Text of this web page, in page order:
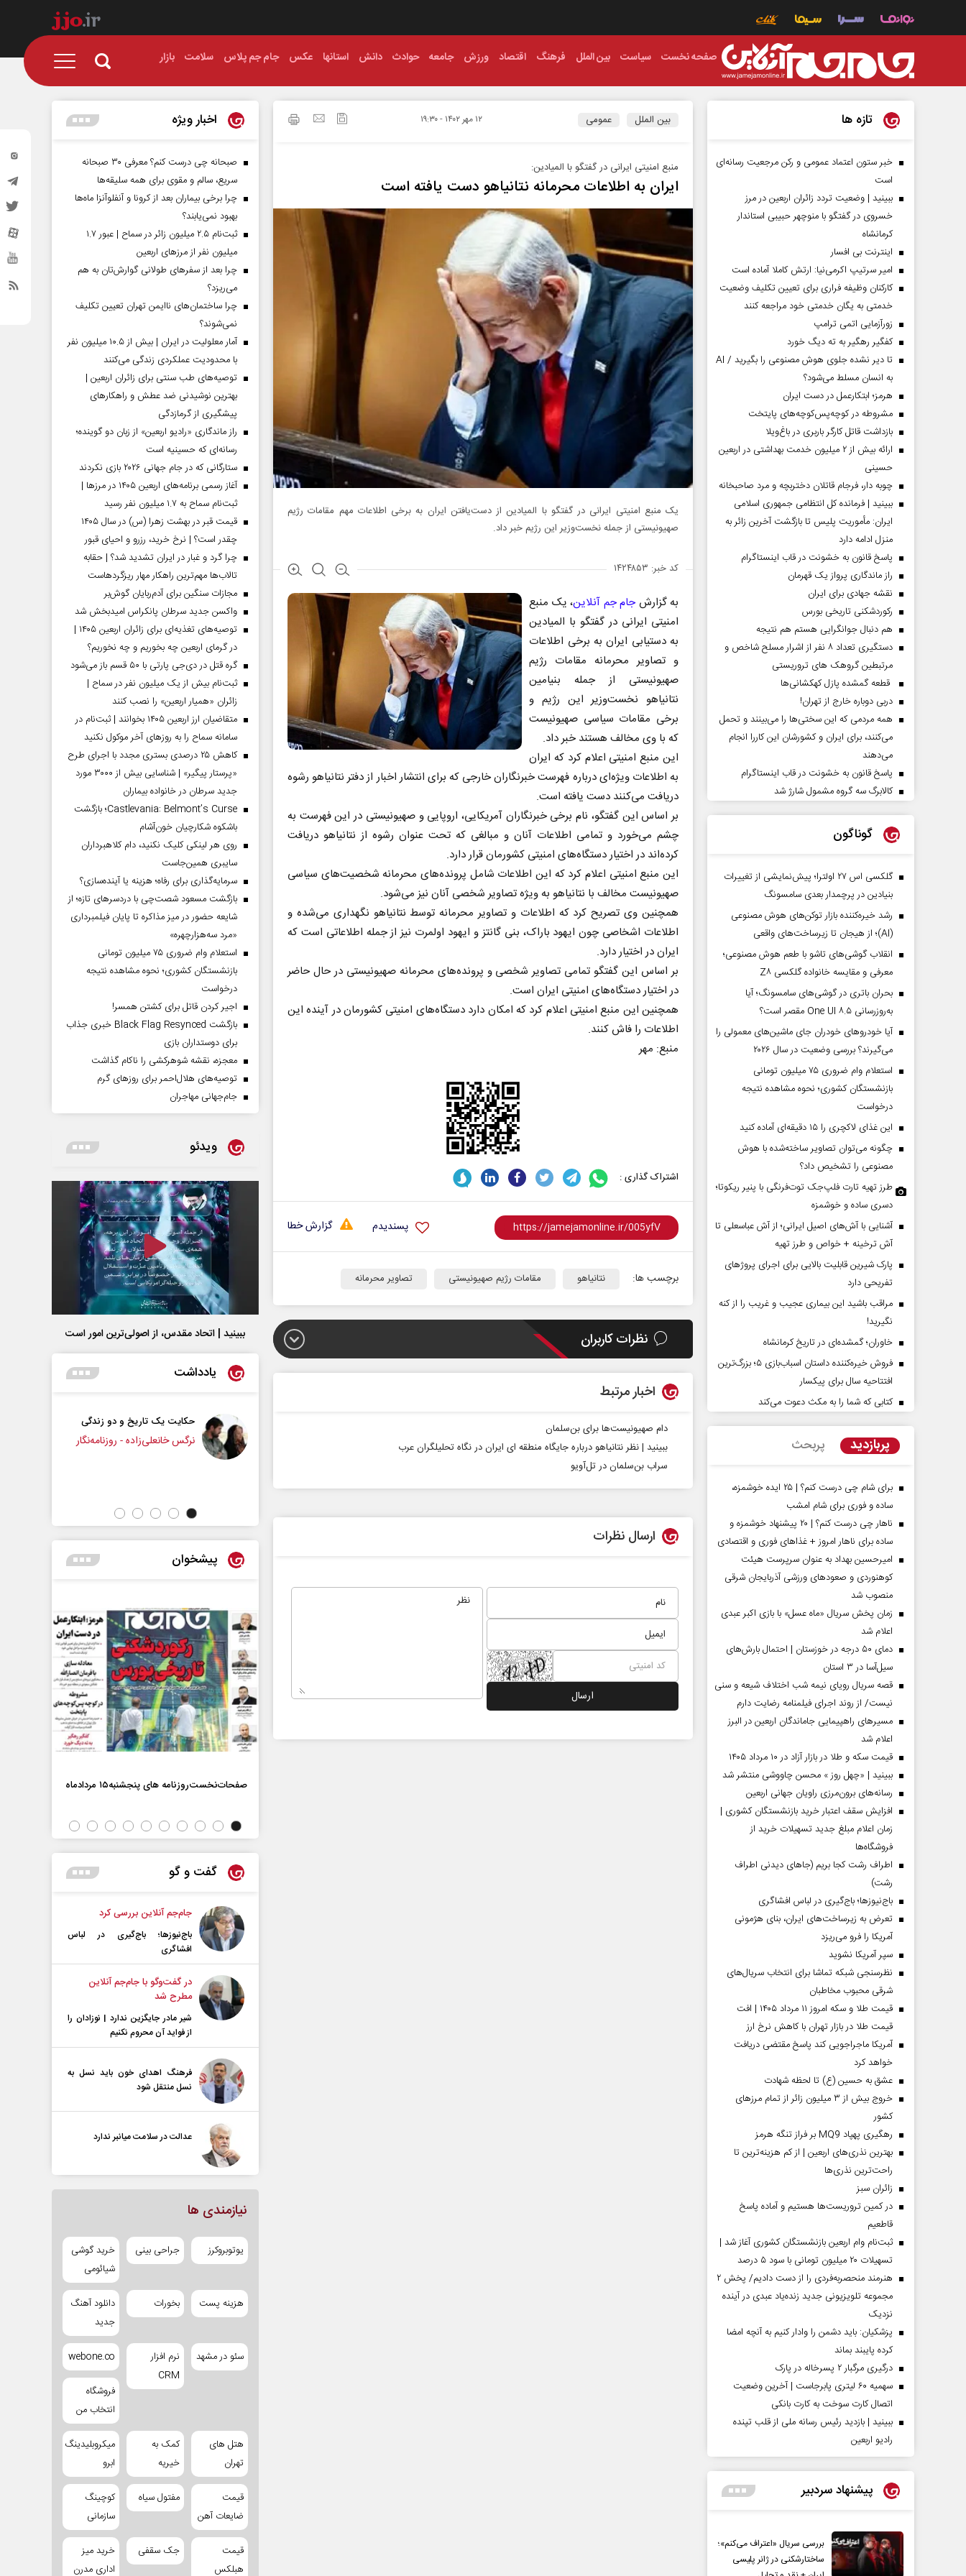
صفحه نخست سیاست بین الملل فرهنگ اقتصاد ورزش جامعه حوادث دانش استانها عکس جام جم پلاس سلامت بازار
بین الملل عمومی ۱۲ مهر ۱۴۰۲ - ۱۹:۳۰
منبع امنیتی ایرانی در گفتگو با المیادین:
ایران به اطلاعات محرمانه نتانیاهو دست یافته است
یک منبع امنیتی ایرانی در گفتگو با المیادین از دست‌یافتن ایران به برخی اطلاعات مهم مقامات رژیم
صهیونیستی از جمله نخست‌وزیر این رژیم خبر داد.
کد خبر: ۱۴۲۴۸۵۳
به گزارشجام جم آنلاین، یک منبع
امنیتی ایرانی در گفتگو با المیادین
به دستیابی ایران به برخی اطلاعات
و تصاویر محرمانه مقامات رژیم
صهیونیستی از جمله بنیامین
نتانیاهو نخست‌وزیر این رژیم و
برخی مقامات سیاسی صهیونیست
که با وی مخالف هستند خبر داد.
این منبع امنیتی اعلام کرد که ایران
به اطلاعات ویژه‌ای درباره فهرست خبرنگاران خارجی که برای انتشار اخبار از دفتر نتانیاهو رشوه
دریافت می‌کنند دست یافته است.
بر اساس این گفتگو، نام برخی خبرنگاران آمریکایی، اروپایی و صهیونیستی در این فهرست به
چشم می‌خورد و تمامی اطلاعات آنان و مبالغی که تحت عنوان رشوه از نتانیاهو دریافت
کرده‌اند در اختیار دستگاه‌های امنیتی کشورمان قرار دارد.
این منبع امنیتی اعلام کرد که این اطلاعات شامل پرونده‌های محرمانه شخصیت‌های سیاسی
صهیونیست مخالف با نتانیاهو به ویژه تصاویر شخصی آنان نیز می‌شود.
همچنین وی تصریح کرد که اطلاعات و تصاویر محرمانه توسط نتانیاهو نگهداری می‌شده و
اطلاعات اشخاصی چون ایهود باراک، بنی گانتز و ایهود اولمرت نیز از جمله اطلاعاتی است که
ایران در اختیار دارد.
بر اساس این گفتگو تمامی تصاویر شخصی و پرونده‌های محرمانه صهیونیستی در حال حاضر
در اختیار دستگاه‌های امنیتی ایران است.
همچنین این منبع امنیتی اعلام کرد که امکان دارد دستگاه‌های امنیتی کشورمان در آینده این
اطلاعات را فاش کنند.
منبع: مهر
اشتراک گذاری :
گزارش خطا پسندیدم
برچسب ها: نتانیاهو مقامات رژیم صهیونیستی تصاویر محرمانه
نظرات کاربران
اخبار مرتبط
دام صهیونیست‌ها برای بن‌سلمان
ببینید | نظر نتانیاهو درباره جایگاه منطقه ای ایران در نگاه تحلیلگران عرب
سراب بن‌سلمان در تل‌آویو
ارسال نظرات
تازه ها
خبر ستون اعتماد عمومی و رکن مرجعیت رسانه‌ای
است
ببینید | وضعیت تردد زائران اربعین در مرز
خسروی در گفتگو با منوچهر حبیبی استاندار
کرمانشاه
اینترنت بی افسار
امیر سرتیپ اکرمی‌نیا: ارتش کاملا آماده است
کارکنان وظیفه فراری برای تعیین تکلیف وضعیت
خدمتی به یگان خدمتی خود مراجعه کنند
زورآزمایی اتمی ترامپ
کفگیر رهگیر به ته دیگ خورد
تا دیر نشده جلوی هوش مصنوعی را بگیرید / AI
به انسان مسلط می‌شود؟
هرمز؛ ابتکارعمل در دست ایران
مشروطه در کوچه‌پس‌کوچه‌های پایتخت
بازداشت قاتل کارگر باربری در باغ‌ویلا
ارائه بیش از ۲ میلیون خدمت بهداشتی در اربعین
حسینی
چوبه دار، فرجام قاتلان دختربچه و مرد صاحبخانه
ببینید | فرمانده کل انتظامی جمهوری اسلامی
ایران­: مأموریت پلیس تا بازگشت آخرین زائر به
منزل ادامه دارد
پاسخ قانون به خشونت در قاب اینستاگرام
راز ماندگاری پرواز یک قهرمان
نقشه جهادی برای ایران
رکوردشکنی تاریخی بورس
هم دنبال جوانگرایی هستم هم نتیجه
دستگیری تعداد ۸ نفر از اشرار مسلح شاخص و
مرتبطین گروهک های تروریستی
قطعه گمشده پازل کهکشانی‌ها
دربی دوباره خارج از تهران!
همه مردمی که این سختی‌ها را می‌بینند و تحمل
می‌کنند، برای ایران و کشورشان این کاررا انجام
می‌دهند
پاسخ قانون به خشونت در قاب اینستاگرام
کالابرگ سه گروه مشمول شارژ شد
گوناگون
گلکسی اس ۲۷ اولترا؛ پیش‌نمایشی از تغییرات
بنیادین در پرچمدار بعدی سامسونگ
رشد خیره‌کننده بازار توکن‌های هوش مصنوعی
(AI)؛ از هیجان تا زیرساخت‌های واقعی
انقلاب گوشی‌های تاشو‌ با طعم هوش مصنوعی؛
معرفی و مقایسه خانواده گلکسی Z۸
بحران باتری در گوشی‌های سامسونگ؛ آیا
به‌روزرسانی One UI ۸.۵ مقصر است؟
آیا خودروهای خودران جای ماشین‌های معمولی را
می‌گیرند؟ بررسی وضعیت در سال ۲۰۲۶
استعلام وام ضروری ۷۵ میلیون تومانی
بازنشستگان کشوری؛ نحوه مشاهده نتیجه
درخواست
این غذای لاکچری را ۱۵ دقیقه‌ای آماده کنید
چگونه می‌توان تصاویر ساخته‌شده با هوش
مصنوعی را تشخیص داد؟
طرز تهیه تارت فلپ‌جک توت‌فرنگی با پنیر ریکوتا؛
دسری ساده و خوشمزه
آشنایی با آش‌های اصیل ایرانی؛ از آش عباسعلی تا
آش ترخینه + خواص و طرز تهیه
پارک شیرین قابلیت‌ بالایی برای اجرای پروژهای
تفریحی دارد
مراقب باشید این بیماری عجیب و غریب را از کنه
نگیرید!
خاوران؛ گمشده‌ای در تاریخ کرمانشاه
فروش خیره‌کننده داستان اسباب‌بازی ۵؛ بزرگ‌ترین
افتتاحیه سال برای پیکسار
کتابی که شما را به مکث دعوت می‌کند
پربازدید پربحث
برای شام چی درست کنم؟ | ۲۵ ایده خوشمزه،
ساده و فوری برای شام امشب
ناهار چی درست کنم؟ | ۲۰ پیشنهاد خوشمزه و
ساده برای ناهار امروز + غذاهای فوری و اقتصادی
امیرحسین بهداد به عنوان سرپرست هیئت
کوهنوردی و صعودهای ورزشی آذربایجان شرقی
منصوب شد
زمان پخش سریال «ماه عسل» با بازی اکبر عبدی
اعلام شد
دمای ۵۰ درجه در خوزستان | احتمال بارش‌های
سیل‌آسا در ۳ استان
قصه سریال رویای نیمه شب اختلاف شیعه و سنی
نیست/ از روند اجرای فیلمنامه رضایت دارم
مسیر‌های راهپیمایی جاماندگان اربعین در البرز
اعلام شد
قیمت سکه و طلا در بازار آزاد در ۱۰ مرداد ۱۴۰۵
ببینید | «چهل روز » محسن چاووشی منتشر شد
رسانه‌های برون‌مرزی راویان جهانی اربعین
افزایش سقف اعتبار خرید بازنشستگان کشوری |
زمان اعلام مبلغ جدید تسهیلات خرید از
فروشگاه‌ها
اطراف رشت کجا بریم (جاهای دیدنی اطراف
رشت)
باج‌نیوزها؛ باج‌گیری در لباس افشاگری
تعرض به زیرساخت‌های ایران، بنای هژمونی
آمریکا را فرو می‌ریزد
سپر آمریکا نشوید
نظرسنجی شبکه تماشا برای انتخاب سریال‌های
شرقی محبوب مخاطبان
قیمت طلا و سکه امروز ۱۱ مرداد ۱۴۰۵ | افت
قیمت طلا در بازار تهران با کاهش نرخ ارز
آمریکا ماجراجویی کند پاسخ مقتضی دریافت
خواهد کرد
عشق به حسین (ع) تا لحظه شهادت
خروج بیش از ۳ میلیون زائر از تمام مرز‌های
کشور
رهگیری پهپاد MQ9 بر فراز تنگه هرمز
بهترین نذری‌های اربعین | از کم هزینه‌ترین تا
راحت‌ترین نذری‌ها
‌زائران سبز
در کمین تروریست‌ها هستیم و آماده پاسخ
قاطعیم
ثبت‌نام وام اربعین بازنشستگان کشوری آغاز شد |
تسهیلات ۲۰ میلیون تومانی با سود ۵ درصد
هنرمند منحصر‌به‌فردی را از دست دادیم/ پخش ۲
مجموعه تلویزیونی جدید زنده‌یاد عبدی در آینده
نزدیک
پزشکیان: باید دشمن را وادار کنیم به آنچه امضا
کرده پایبند بماند
درگیری مرگبار ۲ پسرخاله در پارک
سهمیه ۶۰ لیتری پابرجاست | آخرین وضعیت
اتصال کارت سوخت به کارت بانکی
ببینید | بازدید رئیس رسانه ملی از قلب تپنده
رادیو اربعین
پیشنهاد سردبیر
بررسی سریال «اعتراف می‌کنم»؛
ساختارشکنی در ژانر پلیسی
اخبار ویژه
صبحانه چی درست کنم؟ معرفی ۳۰ صبحانه
سریع، سالم و مقوی برای همه سلیقه‌ها
چرا برخی بیماران بعد از کرونا و آنفلوآنزا ماه‌ها
بهبود نمی‌یابند؟
ثبت‌نام ۲.۵ میلیون زائر در سماح | عبور ۱.۷
میلیون نفر از مرز‌های اربعین
چرا بعد از سفرهای طولانی گوارش‌تان به هم
می‌ریزد؟
چرا ساختمان‌های ناایمن تهران تعیین تکلیف
نمی‌شوند؟
آمار معلولیت در ایران | بیش از ۱۰.۵ میلیون نفر
با محدودیت عملکردی زندگی می‌کنند
توصیه‌های طب سنتی برای زائران اربعین |
بهترین نوشیدنی ضد عطش و راهکارهای
پیشگیری از گرمازدگی
راز ماندگاری «رادیو اربعین» از زبان دو گوینده؛
رسانه‌ای که حسینیه است
ستارگانی که در جام جهانی ۲۰۲۶ بازی نکردند
آغاز رسمی برنامه‌های اربعین ۱۴۰۵ در مرز‌ها |
ثبت‌نام سماح به ۱.۷ میلیون نفر رسید
قیمت قبر در بهشت زهرا (س) در سال ۱۴۰۵
چقدر است؟ | نرخ خرید، رزرو و احیای قبور
چرا گرد و غبار در ایران تشدید شد؟ | حقابه
تالاب‌ها مهم‌ترین راهکار مهار ریزگردهاست
مجازات سنگین برای آدم‌ربایان گوش‌بر
واکسن جدید سرطان پانکراس امیدبخش شد
توصیه‌های تغذیه‌ای برای زائران اربعین ۱۴۰۵ |
در گرمای اربعین چه بخوریم و چه نخوریم؟
گره قتل در دی‌جی پارتی با ۵۰ قسم باز می‌شود
ثبت‌نام بیش از یک میلیون نفر در سماح |
زائران «همیار اربعین» را نصب کنند
متقاضیان ارز اربعین ۱۴۰۵ بخوانند | ثبت‌نام در
سامانه سماح را به روز‌های آخر موکول نکنید
کاهش ۲۵ درصدی بستری مجدد با اجرای طرح
«پرستار پیگیر» | شناسایی بیش از ۳۰۰۰ مورد
جدید سرطان در خانواده بیماران
Castlevania: Belmont’s Curse؛ بازگشت
باشکوه شکارچیان خون‌آشام
روی هر لینکی کلیک نکنید، دام کلاهبرداران
سایبری همین‌جاست
سرمایه‌گذاری برای رفاه؛ هزینه یا آینده‌سازی؟
بازگشت مسعود شصت‌چی با دردسر‌های تازه؛ از
شایعه حضور در میز مذاکره تا پایان فیلمبرداری
«مرد سه‌هزارچهره»
استعلام وام ضروری ۷۵ میلیون تومانی
بازنشستگان کشوری؛ نحوه مشاهده نتیجه
درخواست
اجیر کردن قاتل برای کشتن همسر!
بازگشت Black Flag Resynced خبری جذاب
برای دوستداران بازی
معجزه، نقشه شوهرکشی را ناکام گذاشت
توصیه‌های هلال‌احمر برای روز‌های گرم
جام‌جهانی مهاجران
ویدئو
ببینید | اتحاد مقدس، از اصولی‌ترین امور است
یادداشت
ادعا‌های خلاف واقع آمریکا
اربعین نماد مقاومت در برابر
رحمت‌الله نوروزی - عضو کمیسیون اجتماعی
مجلس
رضا سپهوند - سخنگوی کمیسیون انرژی مجلس
حکایت یک تاریخ و دو زندگی
نرگس خانعلی‌زاده - روزنامه‌نگار
چرایی عقب‌نشینی ترامپ؟
پیشخوان
صفحات نخست روزنامه ها‌ی‌سه‌شنبه ۶ مردادماه صفحات‌نخست‌روزنامه ها‌ی پنجشنبه‌۱۵ مردادماه
گفت و گو
جام‌جم آنلاین بررسی کرد
باج‌نیوزها؛ باج‌گیری در لباس
افشاگری
در گفت‌و‌گو با جام‌جم آنلاین
مطرح شد
شیر مادر جایگزین ندارد | نوزادان را
از فواید آن محروم نکنیم
فرهنگ اهدای خون باید نسل به
نسل منتقل شود
عدالت در سلامت میانبر ندارد
نیازمندی ها
یوتوبروکرز جراحی بینی
خرید گوشی
شیائومی
هزینه پست بخورات
دانلود آهنگ
جدید
سئو در مشهد
نرم افزار
CRM
webone.co
فروشگاه
انتخاب من
هتل های
تهران
کمک به
خیریه
میکروبلیدینگ
ابرو
قیمت
ضایعات آهن
مفتول سیاه
کوچینگ
سازمانی
قیمت
هبلکس
جک سقفی
خرید میز
اداری مدرن